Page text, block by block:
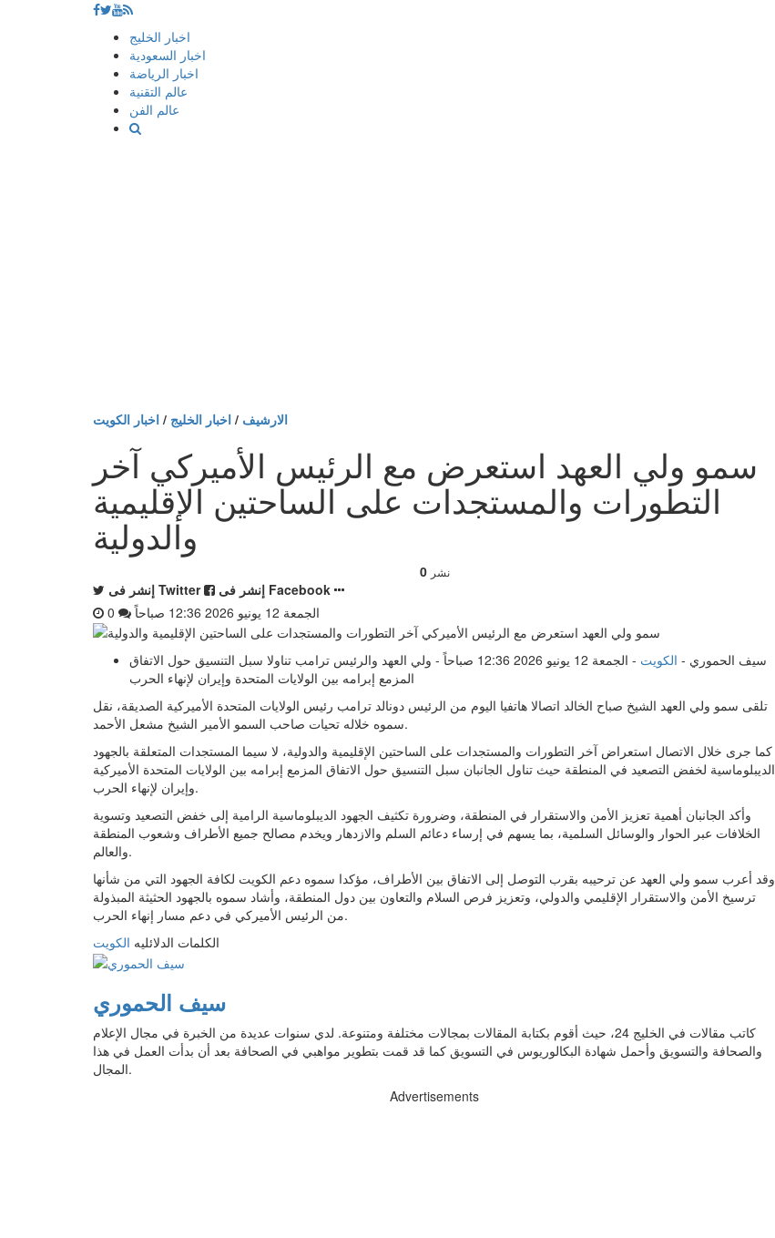
إذهب
المحتوى
اخبار الخليج
اخبار السعودية
اخبار الرياضة
عالم التقنية
عالم الفن
الارشيف / اخبار الخليج / اخبار الكويت
سمو ولي العهد استعرض مع الرئيس الأميركي آخر
التطورات والمستجدات على الساحتين الإقليمية
والدولية
0 نشر
إنشر فى Twitter
إنشر فى Facebook
الجمعة 12 يونيو 2026 12:36 صباحاً
سيف الحموري - الكويت
- الجمعة 12 يونيو 2026 12:36 صباحاً - ولي العهد والرئيس ترامب تناولا سبل التنسيق حول الاتفاق
المزمع إبرامه بين الولايات المتحدة وإيران لإنهاء الحرب
تلقى سمو ولي العهد الشيخ صباح الخالد اتصالا هاتفيا اليوم من الرئيس دونالد ترامب رئيس الولايات المتحدة الأميركية الصديقة، نقل
سموه خلاله تحيات صاحب السمو الأمير الشيخ مشعل الأحمد.
كما جرى خلال الاتصال استعراض آخر التطورات والمستجدات على الساحتين الإقليمية والدولية، لا سيما المستجدات المتعلقة بالجهود
الديبلوماسية لخفض التصعيد في المنطقة حيث تناول الجانبان سبل التنسيق حول الاتفاق المزمع إبرامه بين الولايات المتحدة الأميركية
وإيران لإنهاء الحرب.
وأكد الجانبان أهمية تعزيز الأمن والاستقرار في المنطقة، وضرورة تكثيف الجهود الديبلوماسية الرامية إلى خفض التصعيد وتسوية
الخلافات عبر الحوار والوسائل السلمية، بما يسهم في إرساء دعائم السلم والازدهار ويخدم مصالح جميع الأطراف وشعوب المنطقة
والعالم.
وقد أعرب سمو ولي العهد عن ترحيبه بقرب التوصل إلى الاتفاق بين الأطراف، مؤكدا سموه دعم الكويت لكافة الجهود التي من شأنها
ترسيخ الأمن والاستقرار الإقليمي والدولي، وتعزيز فرص السلام والتعاون بين دول المنطقة، وأشاد سموه بالجهود الحثيثة المبذولة
من الرئيس الأميركي في دعم مسار إنهاء الحرب.
الكلمات الدلائليه الكويت
سيف الحموري
كاتب مقالات في الخليج 24، حيث أقوم بكتابة المقالات بمجالات مختلفة ومتنوعة. لدي سنوات عديدة من الخبرة في مجال الإعلام
والصحافة والتسويق وأحمل شهادة البكالوريوس في التسويق كما قد قمت بتطوير مواهبي في الصحافة بعد أن بدأت العمل في هذا
المجال.
Advertisements